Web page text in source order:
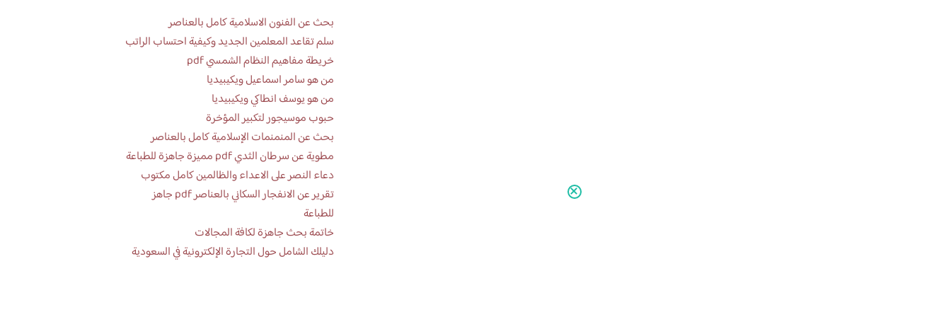
بحث عن الفنون الاسلامية كامل بالعناصر
سلم تقاعد المعلمين الجديد وكيفية احتساب الراتب
خريطة مفاهيم النظام الشمسي pdf
من هو سامر اسماعيل ويكيبيديا
من هو يوسف انطاكي ويكيبيديا
حبوب موسيجور لتكبير المؤخرة
بحث عن المنمنمات الإسلامية كامل بالعناصر
مطوية عن سرطان الثدي pdf مميزة جاهزة للطباعة
دعاء النصر على الاعداء والظالمين كامل مكتوب
تقرير عن الانفجار السكاني بالعناصر pdf جاهز
للطباعة
خاتمة بحث جاهزة لكافة المجالات
دليلك الشامل حول التجارة الإلكترونية في السعودية